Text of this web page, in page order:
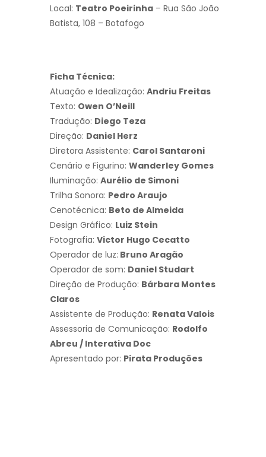
Local: Teatro Poeirinha – Rua São João
Batista, 108 – Botafogo
Ficha Técnica:
Atuação e Idealização: Andriu Freitas
Texto: Owen O’Neill
Tradução: Diego Teza
Direção: Daniel Herz
Diretora Assistente: Carol Santaroni
Cenário e Figurino: Wanderley Gomes
Iluminação: Aurélio de Simoni
Trilha Sonora: Pedro Araujo
Cenotécnica: Beto de Almeida
Design Gráfico: Luiz Stein
Fotografia: Victor Hugo Cecatto
Operador de luz: Bruno Aragão
Operador de som: Daniel Studart
Direção de Produção: Bárbara Montes
Claros
Assistente de Produção: Renata Valois
Assessoria de Comunicação: Rodolfo
Abreu / Interativa Doc
Apresentado por: Pirata Produções